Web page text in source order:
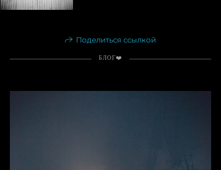
Поделиться ссылкой
БЛОГ❤️